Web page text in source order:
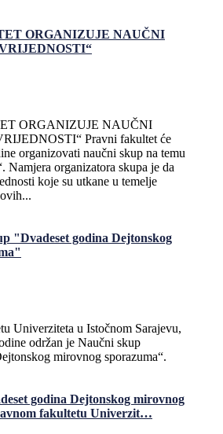
ORGANIZUJE NAUČNI
ORGANIZUJE NAUČNI
Pravni fakultet će
organizovati naučni skup na temu
Namjera organizatora skupa je da
koje su utkane u temelje
"Dvadeset godina Dejtonskog
Univerziteta u Istočnom Sarajevu,
održan je Naučni skup
mirovnog sporazuma“.
godina Dejtonskog mirovnog
fakultetu Univerzit…